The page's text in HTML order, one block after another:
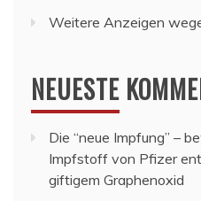
Weitere Anzeigen
NEUESTE
Die “neue Impfung” –
Impfstoff von Pfizer
giftigem Graphenoxid